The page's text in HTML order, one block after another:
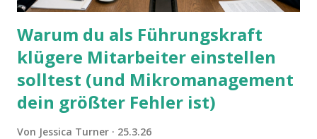
Warum du als Führungskraft
klügere Mitarbeiter einstellen
solltest (und Mikromanagement
dein größter Fehler ist)
Von Jessica Turner 25.3.26